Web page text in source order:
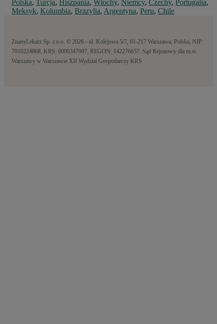
Polska, Turcja, Hiszpania, Włochy, Niemcy, Czechy, Portugalia,
Meksyk, Kolumbia, Brazylia, Argentyna, Peru, Chile
ZnanyLekarz Sp. z o.o. © 2026 - ul. Kolejowa 5/7, 01-217 Warszawa, Polska, NIP:
7010224868, KRS: 0000347997, REGON: 142276657. Sąd Rejonowy dla m.st.
Warszawy w Warszawie XII Wydział Gospodarczy KRS